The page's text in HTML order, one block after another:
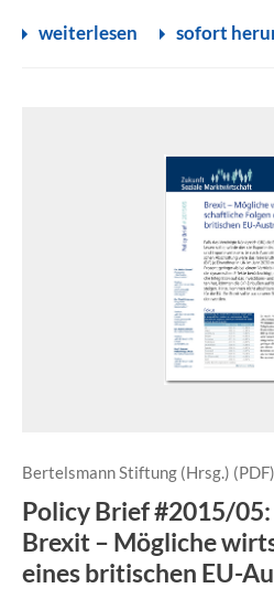
weiterlesen sofort
Bertelsmann Stiftung (Hrsg.)
Policy Brief #2015/05:
Brexit – Mögliche
eines britischen EU-